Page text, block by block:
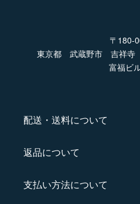
〒180-
東京都 武蔵野市 吉祥寺
富福ビ
配送・送料について
返品について
支払い方法について